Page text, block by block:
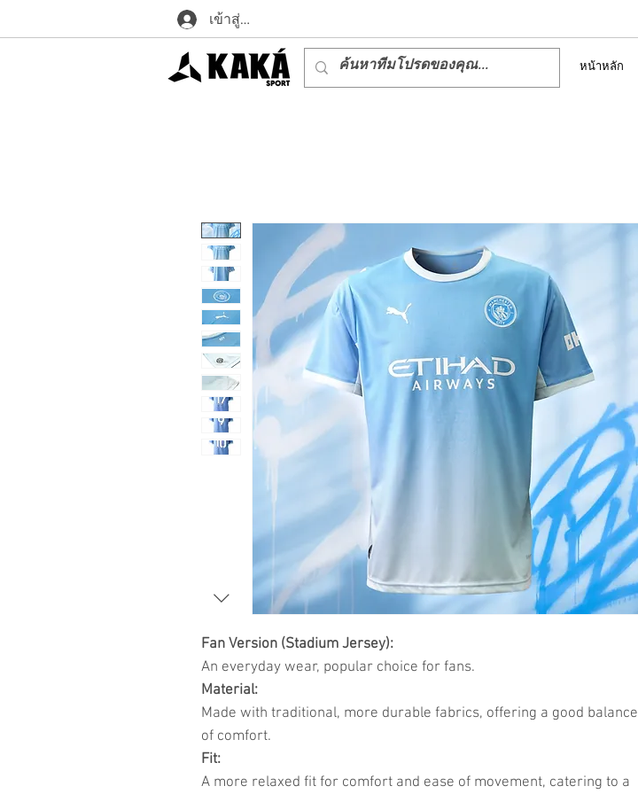
เข้าสู่ระบบ
หน้าหลัก
Fan Version (Stadium Jersey):
An everyday wear, popular choice for fans.
Material:
Made with traditional, more durable fabrics, offering a good balance
of comfort.
Fit:
A more relaxed fit for comfort and ease of movement, catering to a